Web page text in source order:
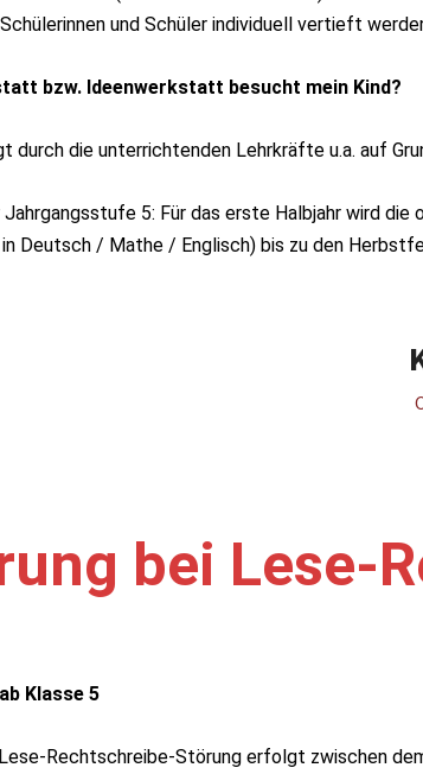
und Schüler individuell vertieft
bzw. Ideenwerkstatt besucht mein Kind?
durch die unterrichtenden Lehrkräfte u.a. auf
Jahrgangsstufe 5: Für das erste Halbjahr wird
Deutsch / Mathe / Englisch) bis zu den
bei Lese-
Klasse 5
Rechtschreibe-Störung erfolgt zwischen